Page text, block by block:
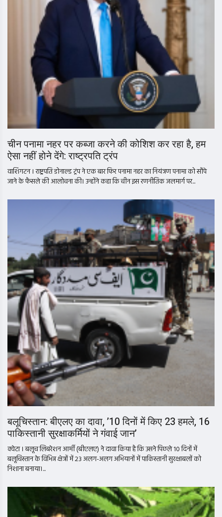
चीन पनामा नहर पर कब्जा करने की कोशिश कर रहा है, हम
ऐसा नहीं होने देंगे: राष्ट्रपति ट्रंप
वाशिंगटन । राष्ट्रपति डोनाल्ड ट्रंप ने एक बार फिर पनामा नहर का नियंत्रण पनामा को सौंपे
जाने के फैसले की आलोचना की। उन्होंने कहा कि चीन इस रणनीतिक जलमार्ग पर...
बलूचिस्तान: बीएलए का दावा, ’10 दिनों में किए 23 हमले, 16
पाकिस्तानी सुरक्षाकर्मियों ने गंवाई जान’
क्वेटा । बलूच लिबरेशन आर्मी (बीएलए) ने दावा किया है कि उसने पिछले 10 दिनों में
बलूचिस्तान के विभिन्न क्षेत्रों में 23 अलग-अलग अभियानों में पाकिस्तानी सुरक्षाबलों को
निशाना बनाया।...